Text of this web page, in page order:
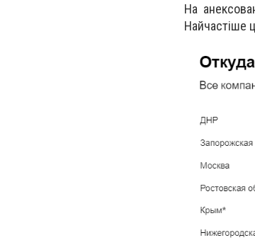
На
Найчастіше